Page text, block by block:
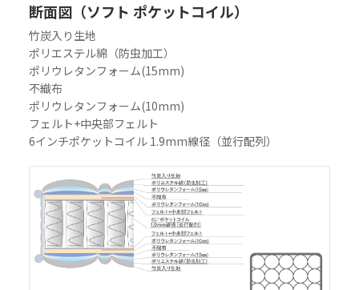
断面図（ソフト ポケットコイル）
竹炭入り生地
ポリエステル綿（防虫加工）
ポリウレタンフォーム(15mm)
不織布
ポリウレタンフォーム(10mm)
フェルト+中央部フェルト
6インチポケットコイル 1.9mm線径（並行配列）